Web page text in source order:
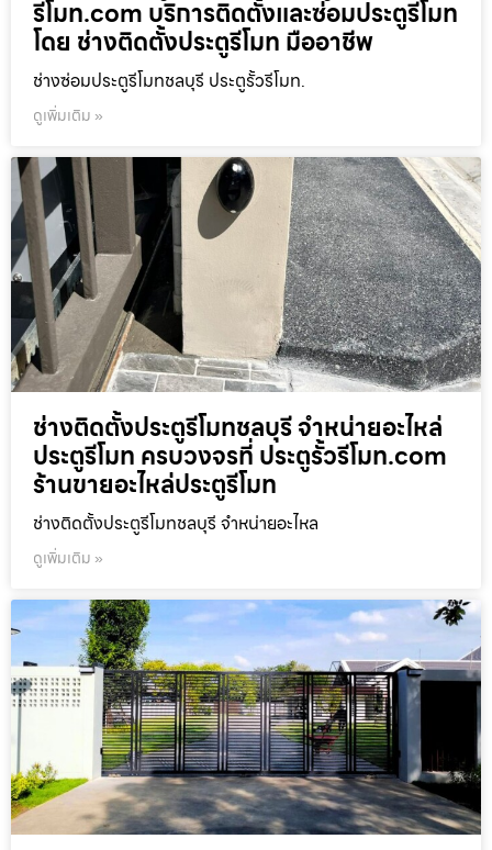
รีโมท.com บริการติดตั้งและซ่อมประตูรีโมท
โดย ช่างติดตั้งประตูรีโมท มืออาชีพ
ช่างซ่อมประตูรีโมทชลบุรี ประตูรั้วรีโมท.
ดูเพิ่มเติม »
ช่างติดตั้งประตูรีโมทชลบุรี จำหน่ายอะไหล่
ประตูรีโมท ครบวงจรที่ ประตูรั้วรีโมท.com
ร้านขายอะไหล่ประตูรีโมท
ช่างติดตั้งประตูรีโมทชลบุรี จำหน่ายอะไหล
ดูเพิ่มเติม »